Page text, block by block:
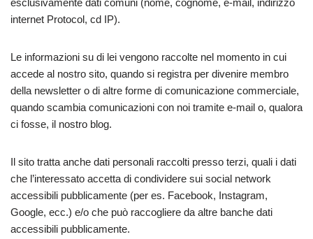
esclusivamente dati comuni (nome, cognome, e-mail, indirizzo
internet Protocol, cd IP).
Le informazioni su di lei vengono raccolte nel momento in cui
accede al nostro sito, quando si registra per divenire membro
della newsletter o di altre forme di comunicazione commerciale,
quando scambia comunicazioni con noi tramite e-mail o, qualora
ci fosse, il nostro blog.
Il sito tratta anche dati personali raccolti presso terzi, quali i dati
che l’interessato accetta di condividere sui social network
accessibili pubblicamente (per es. Facebook, Instagram,
Google, ecc.) e/o che può raccogliere da altre banche dati
accessibili pubblicamente.